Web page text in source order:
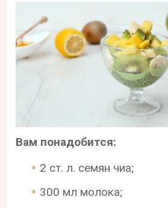
Вам понадобится:
2 ст. л. семян чиа;
300 мл молока;